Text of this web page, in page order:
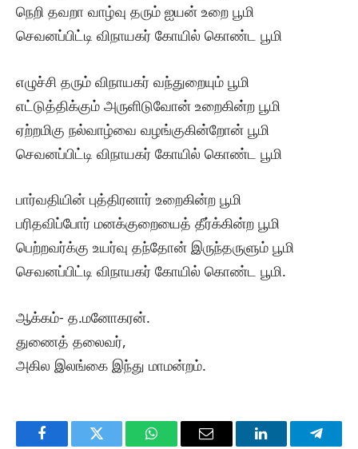
நெறி தவறா வாழ்வு தரும் ஐயன் உறை பூமி
செவனப்பிட்டி விநாயகர் கோயில் கொண்ட பூமி
எழுச்சி தரும் விநாயகர் வந்துறையும் பூமி
எட்டுத்திக்கும் அருளிடுவோன் உறைகின்ற பூமி
ஏற்றமிகு நல்வாழ்வை வழங்குகின்றோன் பூமி
செவனப்பிட்டி விநாயகர் கோயில் கொண்ட பூமி
பார்வதியின் புத்திரனார் உறைகின்ற பூமி
பரிதவிப்போர் மனக்குறையைத் தீர்க்கின்ற பூமி
பெற்றவர்க்கு உயர்வு தந்தோன் இருந்தருளும் பூமி
செவனப்பிட்டி விநாயகர் கோயில் கொண்ட பூமி.
ஆக்கம்- த.மனோகரன்.
துணைத் தலைவர்,
அகில இலங்கை இந்து மாமன்றம்.
FacebookTwitter WhatsAppEmail LinkedIn